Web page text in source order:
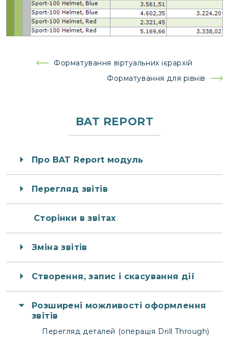
НавігаціяФорматування віртуальних ієрархій
Форматування для рівнів
BAT REPORT
Про BAT Report модуль
Перегляд звітів
Сторінки в звітах
Зміна звітів
Створення, запис і скасування дії
Розширені можливості оформлення
звітів
Перегляд деталей (операція Drill Through)